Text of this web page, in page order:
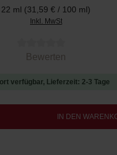
22 ml (31,59 € / 100 ml)
Inkl. MwSt
von 5 Sternen
Bewerten
verfügbar, Lieferzeit: 2-3 Tage
gewünschten
IN DEN